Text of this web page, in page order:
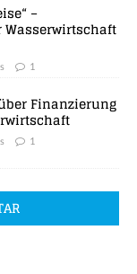
–
1
Finanzierung
1